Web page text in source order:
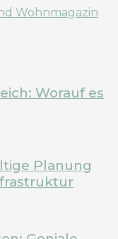
Worauf es
Planung